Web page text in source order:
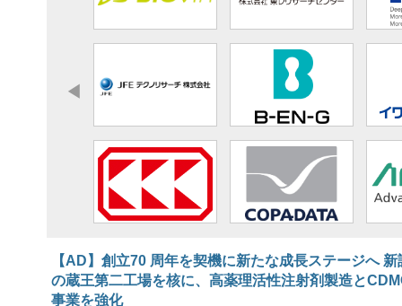
【AD】​​​​​​​創立70 周年を契機に新たな成長ステージへ 新
の蔵王第二工場を核に、高薬理活性注射剤製造と
事業を強化